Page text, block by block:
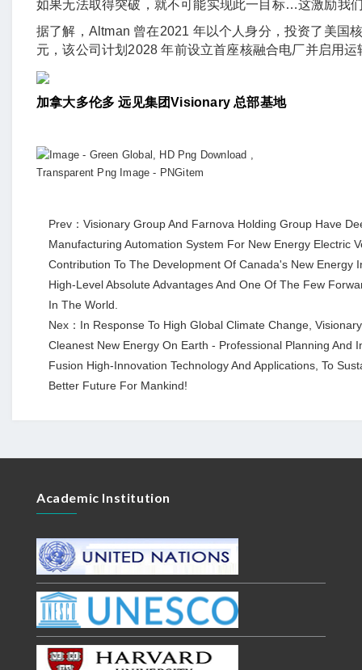
如果无法取得突破，就不可能实现此一目标…这激励我
据了解，Altman 曾在2021 年以个人身分，投资了美国
元，该公司计划2028 年前设立首座核融合电厂并启用
加拿大多伦多 远见集团Visionary 总部基地
Prev：Visionary Group And Farnova Holding Group Have
Manufacturing Automation System For New Energy Electric
Contribution To The Development Of Canada's New Energy
High-Level Absolute Advantages And One Of The Few
In The World.
Nex：In Response To High Global Climate Change,
Cleanest New Energy On Earth - Professional Planning And
Fusion High-Innovation Technology And Applications, To
Better Future For Mankind!
Academic Institution